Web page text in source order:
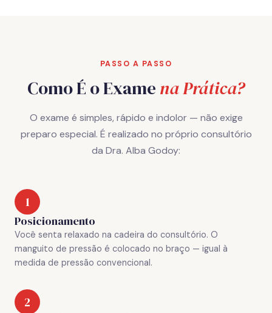
PASSO A PASSO
Como É o Exame na Prática?
O exame é simples, rápido e indolor — não exige
preparo especial. É realizado no próprio consultório
da Dra. Alba Godoy:
1
Posicionamento
Você senta relaxado na cadeira do consultório. O
manguito de pressão é colocado no braço — igual à
medida de pressão convencional.
2